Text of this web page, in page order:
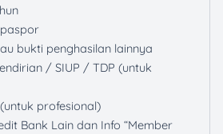
bukti penghasilan lainnya
/ SIUP / TDP (untuk
profesional)
Bank Lain dan Info “Member